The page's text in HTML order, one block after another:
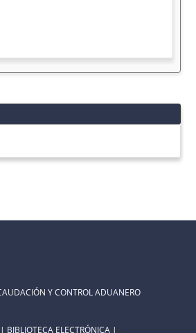
Y CONTROL ADUANERO
| BIBLIOTECA ELECTRÓNICA |